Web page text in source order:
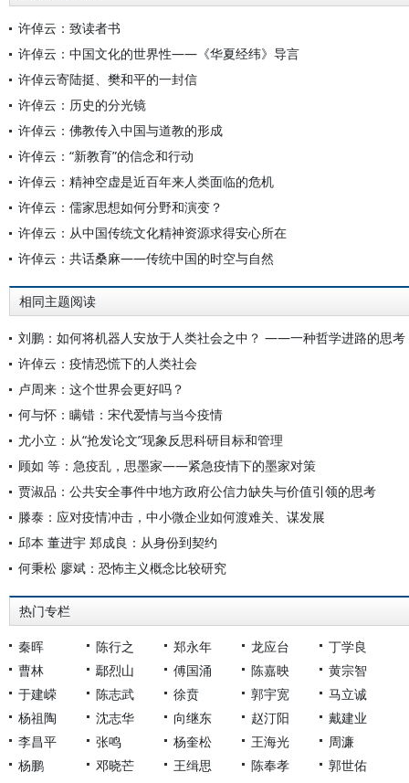
许倬云：致读者书
许倬云：中国文化的世界性——《华夏经纬》导言
许倬云寄陆挺、樊和平的一封信
许倬云：历史的分光镜
许倬云：佛教传入中国与道教的形成
许倬云：“新教育”的信念和行动
许倬云：精神空虚是近百年来人类面临的危机
许倬云：儒家思想如何分野和演变？
许倬云：从中国传统文化精神资源求得安心所在
许倬云：共话桑麻——传统中国的时空与自然
相同主题阅读
刘鹏：如何将机器人安放于人类社会之中？ ——一种哲学进路的思考
许倬云：疫情恐慌下的人类社会
卢周来：这个世界会更好吗？
何与怀：瞒错：宋代爱情与当今疫情
尤小立：从“抢发论文”现象反思科研目标和管理
顾如 等：急疫乱，思墨家——紧急疫情下的墨家对策
贾淑品：公共安全事件中地方政府公信力缺失与价值引领的思考
滕泰：应对疫情冲击，中小微企业如何渡难关、谋发展
邱本 董进宇 郑成良：从身份到契约
何秉松 廖斌：恐怖主义概念比较研究
热门专栏
秦晖 陈行之 郑永年 龙应台
丁学良
曹林
鄢烈山 傅国涌 陈嘉映
黄宗智
于建嵘
陈志武 徐贲 郭宇宽
马立诚
杨祖陶
沈志华 向继东 赵汀阳
戴建业
李昌平
张鸣 杨奎松 王海光
周濂
杨鹏
邓晓芒 王缉思 陈奉孝
郭世佑